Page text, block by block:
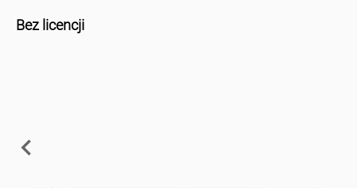
Bez licencji